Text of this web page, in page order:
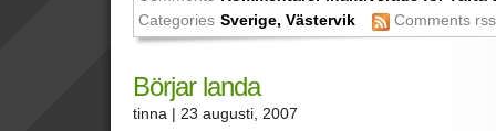
Categories Sverige,Västervik Comments rss
Börjar landa
tinna | 23 augusti, 2007